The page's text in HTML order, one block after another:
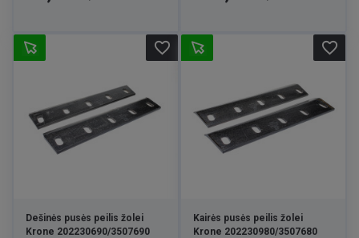
Dešinės pusės peilis žolei
Krone 202230690/3507690
favorite_border
Kairės pusės peilis žolei
Krone 202230980/3507680
favorite_border